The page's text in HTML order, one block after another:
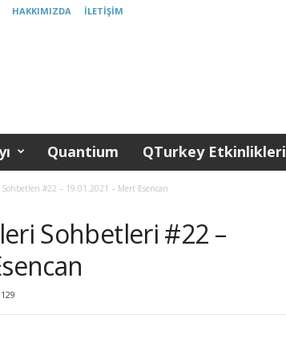
HAKKIMIZDA İLETIŞIM
Quantium QTurkey Etkinlikleri
#22 – 19.01.2021 – Mert Esencan
Sohbetleri #22 –
129